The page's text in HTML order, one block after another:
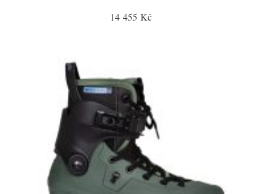
14 455 Kč